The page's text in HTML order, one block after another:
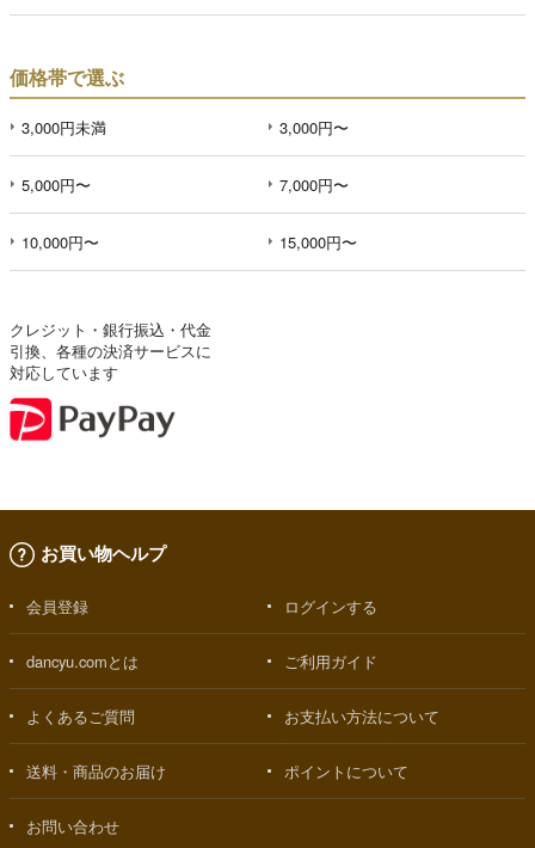
価格帯で選ぶ
3,000円未満 3,000円〜
5,000円〜 7,000円〜
10,000円〜 15,000円〜
クレジット・銀行振込・代金
引換、各種の決済サービスに
対応しています
お買い物ヘルプ
会員登録 ログインする
dancyu.comとは ご利用ガイド
よくあるご質問 お支払い方法について
送料・商品のお届け ポイントについて
お問い合わせ